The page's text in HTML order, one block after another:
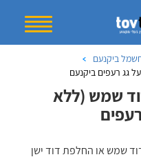
ביקנעם
על גג רעפים ביקנעם
שמש (ללא
שמש או החלפת דוד ישן